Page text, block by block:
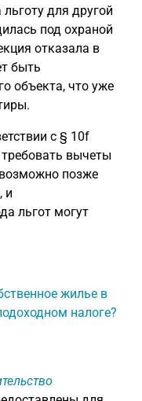
для другой
под охраной
отказала в
быть
объекта, что уже
с § 10f
вычеты
позже
и
льгот могут
жилье в
налоге?